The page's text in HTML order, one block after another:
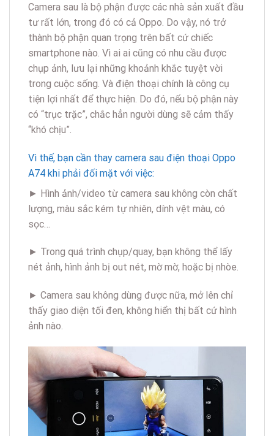
Camera sau là bộ phận được các nhà sản xuất đầu
tư rất lớn, trong đó có cả Oppo. Do vậy, nó trở
thành bộ phận quan trọng trên bất cứ chiếc
smartphone nào. Vì ai ai cũng có nhu cầu được
chụp ảnh, lưu lại những khoảnh khắc tuyệt vời
trong cuộc sống. Và điện thoại chính là công cụ
tiện lợi nhất để thực hiện. Do đó, nếu bộ phận này
có “trục trặc”, chắc hẳn người dùng sẽ cảm thấy
“khó chịu”.
Vì thế, bạn cần thay camera sau điện thoại Oppo
A74 khi phải đối mặt với việc:
► Hình ảnh/video từ camera sau không còn chất
lượng, màu sắc kém tự nhiên, dính vệt màu, có
sọc…
► Trong quá trình chụp/quay, bạn không thể lấy
nét ảnh, hình ảnh bị out nét, mờ mờ, hoặc bị nhòe.
► Camera sau không dùng được nữa, mở lên chỉ
thấy giao diện tối đen, không hiển thị bất cứ hình
ảnh nào.